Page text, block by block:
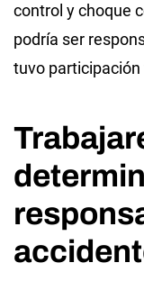
control y choque
podría ser
tuvo